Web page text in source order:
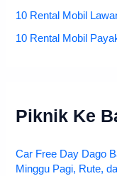
10 Rental Mobil
10 Rental Mobil
Piknik Ke
Car Free Day Dago
Minggu Pagi, Rute,